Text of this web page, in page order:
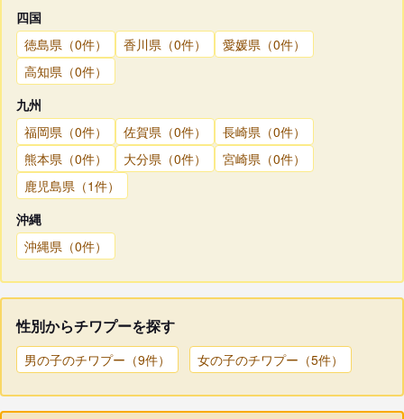
四国
徳島県（0件）
香川県（0件）
愛媛県（0件）
高知県（0件）
九州
福岡県（0件）
佐賀県（0件）
長崎県（0件）
熊本県（0件）
大分県（0件）
宮崎県（0件）
鹿児島県（1件）
沖縄
沖縄県（0件）
性別からチワプーを探す
男の子のチワプー（9件） 女の子のチワプー（5件）